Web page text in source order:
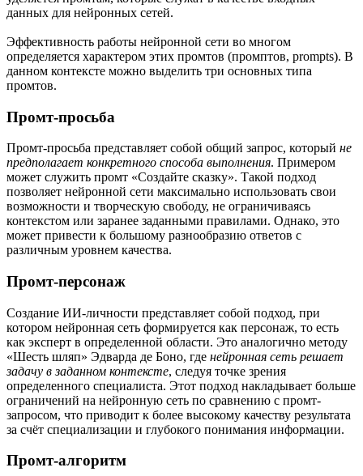
данных для нейронных сетей.
Эффективность работы нейронной сети во многом
определяется характером этих промтов (промптов, prompts). В
данном контексте можно выделить три основных типа
промтов.
Промт-просьба
Промт-просьба представляет собой общий запрос, который не
предполагает конкретного способа выполнения. Примером
может служить промт «Создайте сказку». Такой подход
позволяет нейронной сети максимально использовать свои
возможности и творческую свободу, не ограничиваясь
контекстом или заранее заданными правилами. Однако, это
может привести к большому разнообразию ответов с
различным уровнем качества.
Промт-персонаж
Создание ИИ-личности представляет собой подход, при
котором нейронная сеть формируется как персонаж, то есть
как эксперт в определенной области. Это аналогично методу
«Шесть шляп» Эдварда де Боно, где нейронная сеть решает
задачу в заданном контексте, следуя точке зрения
определенного специалиста. Этот подход накладывает больше
ограничений на нейронную сеть по сравнению с промт-
запросом, что приводит к более высокому качеству результата
за счёт специализации и глубокого понимания информации.
Промт-алгоритм